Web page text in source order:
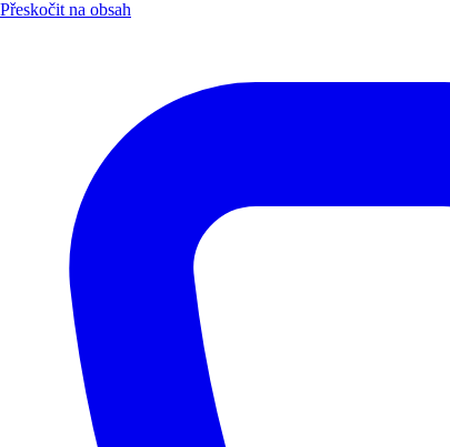
Přeskočit na obsah